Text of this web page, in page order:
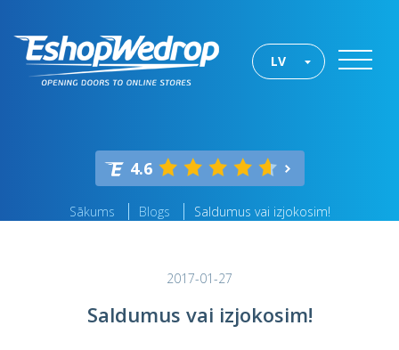
LV
4.6
Sākums Blogs Saldumus vai izjokosim!
2017-01-27
Saldumus vai izjokosim!